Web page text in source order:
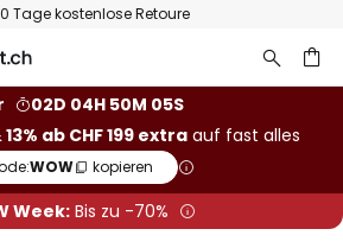
Tage kostenlose Retoure
02D 04H 50M 05S
13% ab CHF 199 extra auf fast alles
WOW kopieren
Week:Bis zu -70%